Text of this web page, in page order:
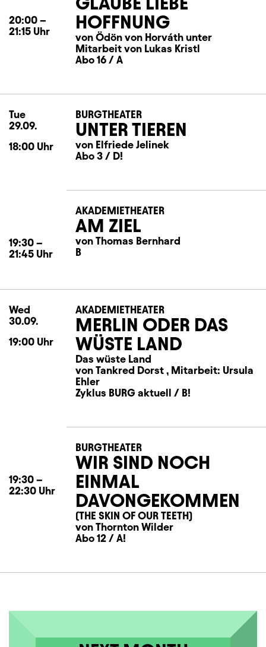
20:00 –
21:15 Uhr
HOFFNUNG
von Ödön von Horváth unter
Mitarbeit von Lukas Kristl
Abo 16 / A
Tue
29.09.
18:00 Uhr
BURGTHEATER
UNTER TIEREN
von Elfriede Jelinek
Abo 3 / D!
19:30 –
21:45 Uhr
AKADEMIETHEATER
AM ZIEL
von Thomas Bernhard
B
Wed Wednesday
30.09.
19:00 Uhr
AKADEMIETHEATER
MERLIN ODER DAS
WÜSTE LAND
Das wüste Land
von Tankred Dorst , Mitarbeit: Ursula
Ehler
Zyklus BURG aktuell / B!
19:30 –
22:30 Uhr
BURGTHEATER
WIR SIND NOCH
EINMAL
DAVONGEKOMMEN
(THE SKIN OF OUR TEETH)
von Thornton Wilder
Abo 12 / A!